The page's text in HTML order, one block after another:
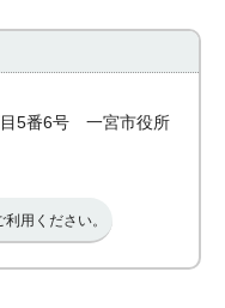
5番6号 一宮市役所
用ください。